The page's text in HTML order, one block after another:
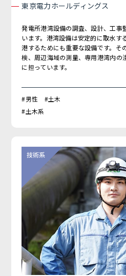
東京電力ホールディングス
発電所港湾設備の調査、設計、工事
います。港湾設備は安定的に取水す
港するためにも重要な設備です。そ
検、周辺海域の測量、専用港湾内の
に担っています。
#男性 #土木
#土木系